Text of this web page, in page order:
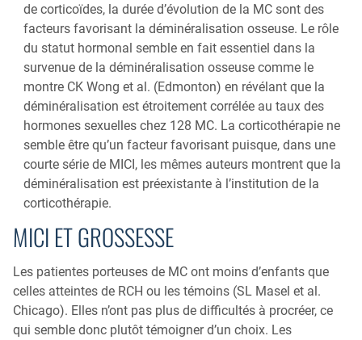
de corticoïdes, la durée d’évolution de la MC sont des
facteurs favorisant la déminéralisation osseuse. Le rôle
du statut hormonal semble en fait essentiel dans la
survenue de la déminéralisation osseuse comme le
montre CK Wong et al. (Edmonton) en révélant que la
déminéralisation est étroitement corrélée au taux des
hormones sexuelles chez 128 MC. La corticothérapie ne
semble être qu’un facteur favorisant puisque, dans une
courte série de MICI, les mêmes auteurs montrent que la
déminéralisation est préexistante à l’institution de la
corticothérapie.
MICI ET GROSSESSE
Les patientes porteuses de MC ont moins d’enfants que
celles atteintes de RCH ou les témoins (SL Masel et al.
Chicago). Elles n’ont pas plus de difficultés à procréer, ce
qui semble donc plutôt témoigner d’un choix. Les